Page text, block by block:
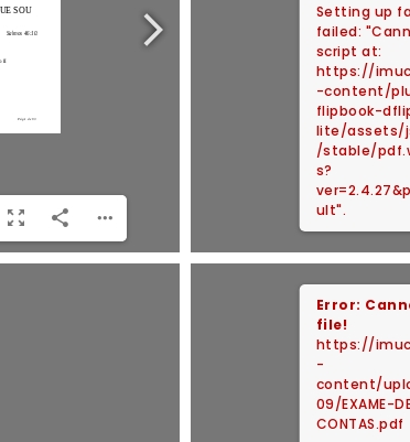
Setting up
failed:
script at:
https://
-content/
flipbook-
lite/assets/
/stable/
s?
ult".
Error:
file!
https://
-
content/
09/EXAME-
CONTAS.pdf